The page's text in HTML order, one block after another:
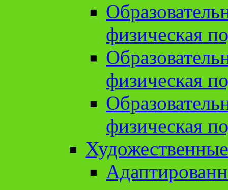
физическая
физическая
физическая
Художественные